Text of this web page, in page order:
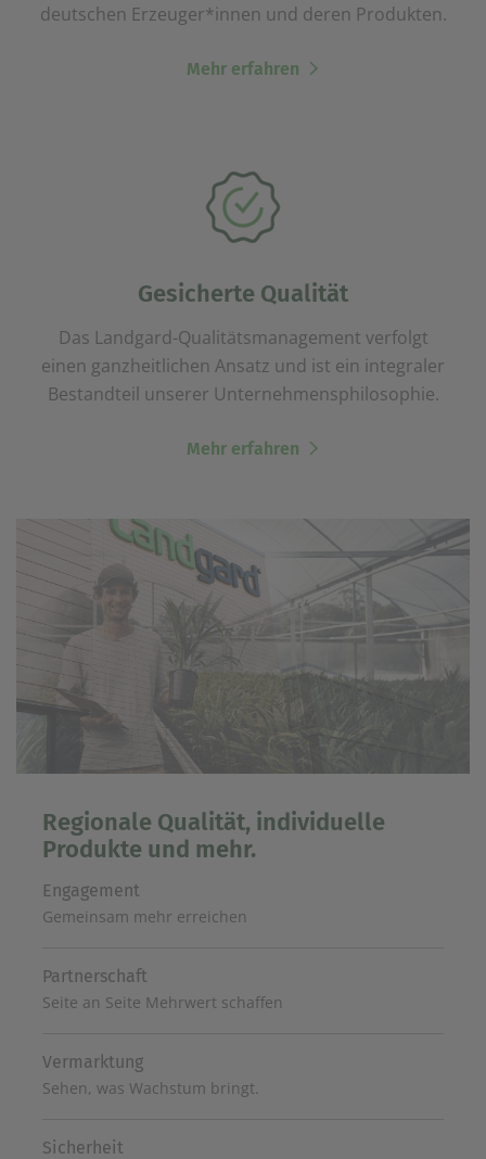
deutschen Erzeuger*innen und deren Produkten.
Mehr erfahren
Gesicherte Qualität
Das Landgard-Qualitätsmanagement verfolgt
einen ganzheitlichen Ansatz und ist ein integraler
Bestandteil unserer Unternehmensphilosophie.
Mehr erfahren
Regionale Qualität, individuelle
Produkte und mehr.
Engagement
Gemeinsam mehr erreichen
Partnerschaft
Seite an Seite Mehrwert schaffen
Vermarktung
Sehen, was Wachstum bringt.
Sicherheit